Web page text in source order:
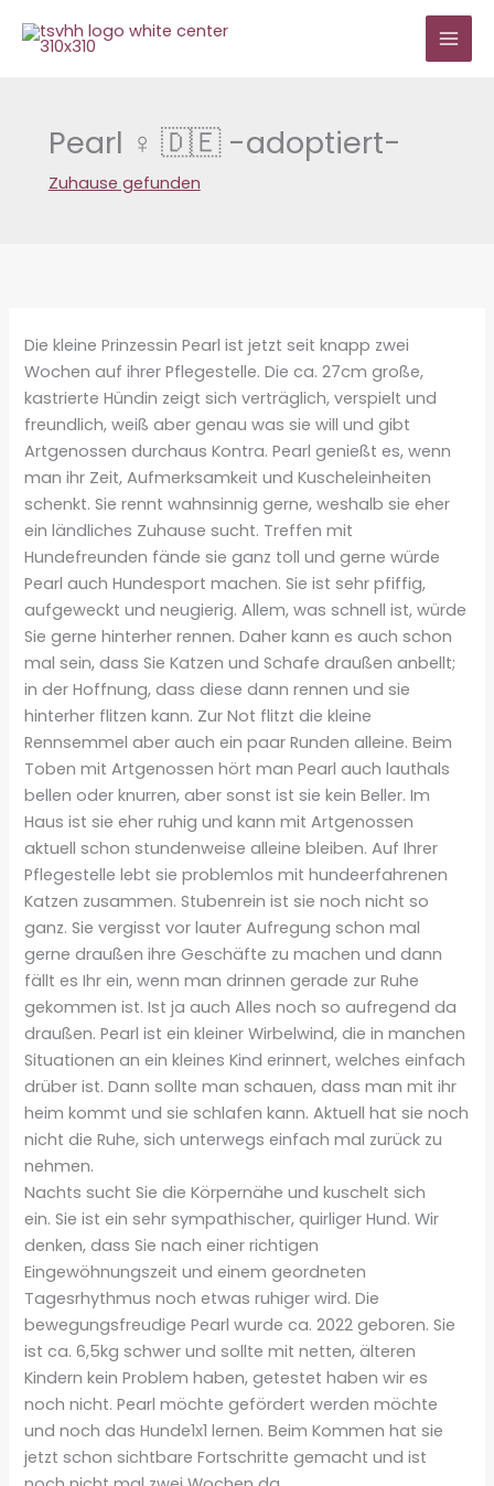
Inhalt
Pearl ♀ 🇩🇪 -adoptiert-
Zuhause gefunden
Die kleine Prinzessin Pearl ist jetzt seit knapp zwei
Wochen auf ihrer Pflegestelle. Die ca. 27cm große,
kastrierte Hündin zeigt sich verträglich, verspielt und
freundlich, weiß aber genau was sie will und gibt
Artgenossen durchaus Kontra. Pearl genießt es, wenn
man ihr Zeit, Aufmerksamkeit und Kuscheleinheiten
schenkt. Sie rennt wahnsinnig gerne, weshalb sie eher
ein ländliches Zuhause sucht. Treffen mit
Hundefreunden fände sie ganz toll und gerne würde
Pearl auch Hundesport machen. Sie ist sehr pfiffig,
aufgeweckt und neugierig. Allem, was schnell ist, würde
Sie gerne hinterher rennen. Daher kann es auch schon
mal sein, dass Sie Katzen und Schafe draußen anbellt;
in der Hoffnung, dass diese dann rennen und sie
hinterher flitzen kann. Zur Not flitzt die kleine
Rennsemmel aber auch ein paar Runden alleine. Beim
Toben mit Artgenossen hört man Pearl auch lauthals
bellen oder knurren, aber sonst ist sie kein Beller. Im
Haus ist sie eher ruhig und kann mit Artgenossen
aktuell schon stundenweise alleine bleiben. Auf Ihrer
Pflegestelle lebt sie problemlos mit hundeerfahrenen
Katzen zusammen. Stubenrein ist sie noch nicht so
ganz. Sie vergisst vor lauter Aufregung schon mal
gerne draußen ihre Geschäfte zu machen und dann
fällt es Ihr ein, wenn man drinnen gerade zur Ruhe
gekommen ist. Ist ja auch Alles noch so aufregend da
draußen. Pearl ist ein kleiner Wirbelwind, die in manchen
Situationen an ein kleines Kind erinnert, welches einfach
drüber ist. Dann sollte man schauen, dass man mit ihr
heim kommt und sie schlafen kann. Aktuell hat sie noch
nicht die Ruhe, sich unterwegs einfach mal zurück zu
nehmen.
Nachts sucht Sie die Körpernähe und kuschelt sich
ein. Sie ist ein sehr sympathischer, quirliger Hund. Wir
denken, dass Sie nach einer richtigen
Eingewöhnungszeit und einem geordneten
Tagesrhythmus noch etwas ruhiger wird. Die
bewegungsfreudige Pearl wurde ca. 2022 geboren. Sie
ist ca. 6,5kg schwer und sollte mit netten, älteren
Kindern kein Problem haben, getestet haben wir es
noch nicht. Pearl möchte gefördert werden möchte
und noch das Hunde1x1 lernen. Beim Kommen hat sie
jetzt schon sichtbare Fortschritte gemacht und ist